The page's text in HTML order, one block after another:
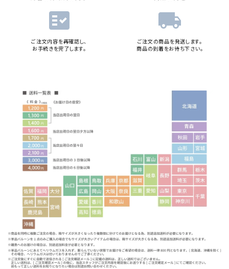
fact_check
ご注文内容を再確認し、
お手続きを完了します。
local_shipping
ご注文の商品を発送します。
商品の到着をお待ち下さい。